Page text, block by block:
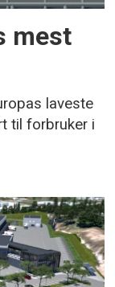
mest
laveste
til forbruker i